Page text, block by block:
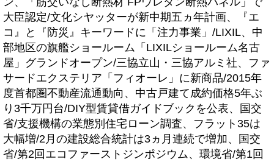
大臣認定/文化シヤッターが新中期五ヵ年計画、『エ
コ』と『防災』キーワードに「注力事業」/LIXIL、中
部地区の旗艦ショールーム「LIXILショールーム名古
屋」グランドオープン/三協立山・三協アルミ社、ファ
サードエクステリア「フィオーレ」に新商品/2015年
度首都圏不動産流通動向、中古戸建て成約価格5年ぶ
り3千万円台/DIY型賃貸借ガイドブックを公表、国交
省/支援機構の業態別住宅ローン調査、フラット35は
大幅増/2月の建設総合統計は3ヵ月連続で増加、国交
省/第2回エコファーストジンポジウム、環境省/第1回